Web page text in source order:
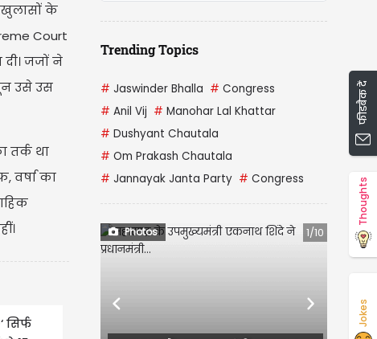
खुलासों के
Court
जजों ने
उसे उस
तर्क था
वर्षा का
सिर्फ
Trending Topics
# Jaswinder Bhalla # Congress
# Anil Vij # Manohar Lal Khattar
# Dushyant Chautala
# Om Prakash Chautala
# Jannayak Janta Party # Congress
Photos 1/10
Previous Next
फीडबैक दें
Thoughts
Jokes